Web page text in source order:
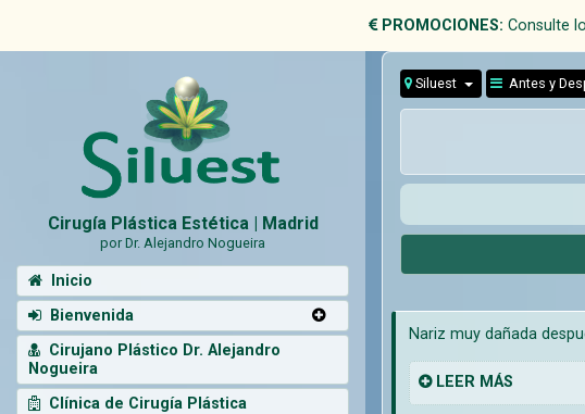
PROMOCIONES: Consulte
Siluest Antes y
Nariz muy dañada
LEER MÁS
Cirugía Plástica Estética | Madrid
por Dr. Alejandro Nogueira
Inicio
Bienvenida
Cirujano Plástico Dr. Alejandro
Nogueira
Clínica de Cirugía Plástica